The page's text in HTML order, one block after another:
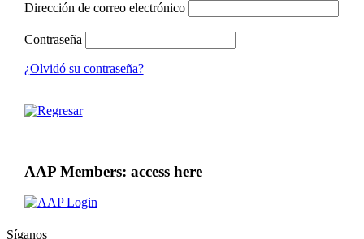
Dirección de correo electrónico
Contraseña
¿Olvidó su contraseña?
AAP Members: access here
Síganos